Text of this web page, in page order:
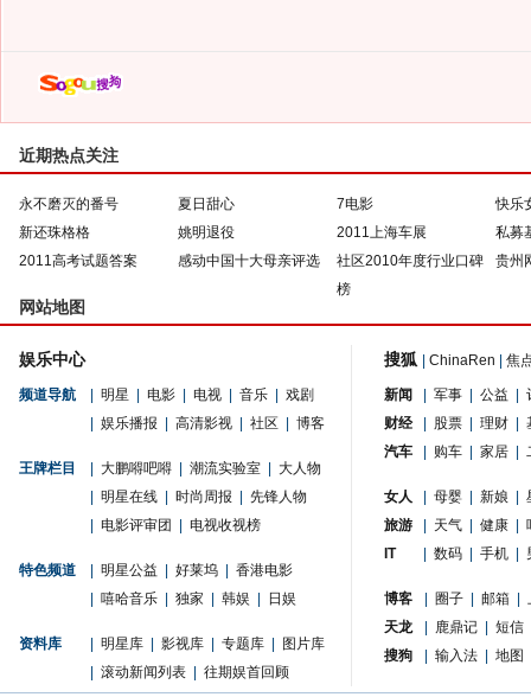
近期热点关注
永不磨灭的番号 夏日甜心 7电影
快乐
新还珠格格
姚明退役 2011上海车展
私募
2011高考试题答案
感动中国十大母亲评选
社区2010年度行业口碑
榜
贵州
网站地图
娱乐中心
频道导航 明星 电影 电视 音乐
戏剧
娱乐播报 高清影视 社区 博客
王牌栏目 大鹏嘚吧嘚 潮流实验室
大人物
明星在线 时尚周报
先锋人物
电影评审团 电视收视榜
特色频道 明星公益 好莱坞
香港电影
嘻哈音乐 独家 韩娱 日娱
资料库 明星库 影视库 专题库
图片库
滚动新闻列表 往期娱首回顾
搜狐 ChinaRen 焦
新闻 军事 公益
财经
股票 理财
汽车
购车 家居
女人 母婴 新娘
旅游
天气 健康
IT
数码 手机
博客 圈子 邮箱
天龙
鹿鼎记
短信
搜狗
输入法 地图